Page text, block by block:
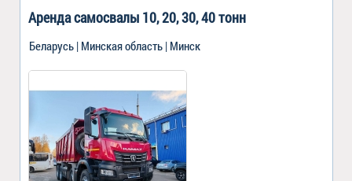
Аренда самосвалы 10, 20, 30, 40 тонн
Беларусь | Минская область | Минск